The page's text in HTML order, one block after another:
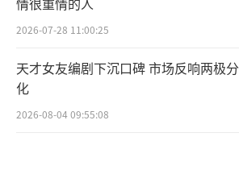
2026-07-28 11:00:25
天才女友编剧下沉口碑 市场反响两极分
化
2026-08-04 09:55:08